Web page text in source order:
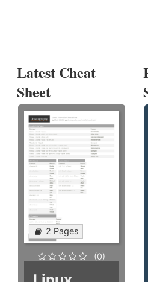
Latest Cheat
Sheet
2 Pages
(0)